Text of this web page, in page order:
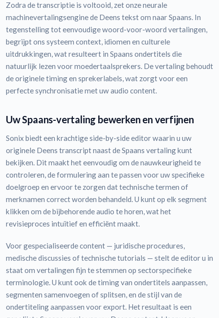
Zodra de transcriptie is voltooid, zet onze neurale
machinevertalingsengine de Deens tekst om naar Spaans. In
tegenstelling tot eenvoudige woord-voor-woord vertalingen,
begrijpt ons systeem context, idiomen en culturele
uitdrukkingen, wat resulteert in Spaans ondertitels die
natuurlijk lezen voor moedertaalsprekers. De vertaling behoudt
de originele timing en sprekerlabels, wat zorgt voor een
perfecte synchronisatie met uw audio content.
Uw Spaans-vertaling bewerken en verfijnen
Sonix biedt een krachtige side-by-side editor waarin u uw
originele Deens transcript naast de Spaans vertaling kunt
bekijken. Dit maakt het eenvoudig om de nauwkeurigheid te
controleren, de formulering aan te passen voor uw specifieke
doelgroep en ervoor te zorgen dat technische termen of
merknamen correct worden behandeld. U kunt op elk segment
klikken om de bijbehorende audio te horen, wat het
revisieproces intuïtief en efficiënt maakt.
Voor gespecialiseerde content — juridische procedures,
medische discussies of technische tutorials — stelt de editor u in
staat om vertalingen fijn te stemmen op sectorspecifieke
terminologie. U kunt ook de timing van ondertitels aanpassen,
segmenten samenvoegen of splitsen, en de stijl van de
ondertiteling aanpassen voor export. Het resultaat is een